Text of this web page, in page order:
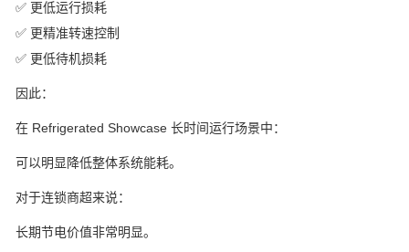
✅ 更低运行损耗
✅ 更精准转速控制
✅ 更低待机损耗
因此：
在 Refrigerated Showcase 长时间运行场景中：
可以明显降低整体系统能耗。
对于连锁商超来说：
长期节电价值非常明显。